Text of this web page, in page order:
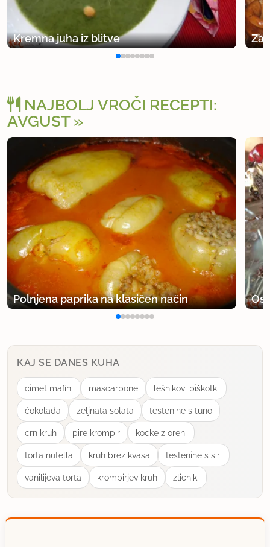
Kremna juha iz blitve
NAJBOLJ VROČI RECEPTI:
AVGUST
Polnjena paprika na klasičen način
KAJ SE DANES KUHA
cimet mafini mascarpone lešnikovi piškotki
ćokolada zeljnata solata testenine s tuno
crn kruh pire krompir kocke z orehi
torta nutella kruh brez kvasa testenine s siri
vanilijeva torta krompirjev kruh zlicniki